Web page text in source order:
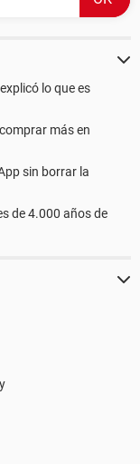
lo que es
más en
sin borrar la
de 4.000 años de